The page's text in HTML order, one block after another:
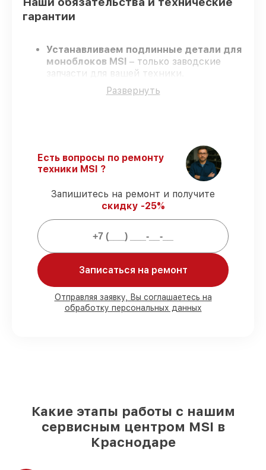
гарантии
Устанавливаем подлинные детали для
моноблоков MSI – только заводские
запчасти для вашей техники.
Сертифицированные мастера
проходят строгий отбор, что
моноблоков MSI в оговоренные сроки.
Поддержка после ремонта – на все
виды работ и комплектующие для
моноблоков MSI предоставляется
гарантия до 3-х лет.
Мы гарантируем:
заказов по ремонту проводятся с
возможностью присутствия владельца
90%
деталей MSI имеются в наличии в
Краснодаре, остальные приходят
оперативно
Развернуть
Есть вопросы по ремонту
техники MSI ?
Запишитесь на ремонт и получите
скидку -25%
Записаться на ремонт
Отправляя заявку, Вы соглашаетесь на
обработку персональных данных
Какие этапы работы с нашим
сервисным центром MSI в
Краснодаре